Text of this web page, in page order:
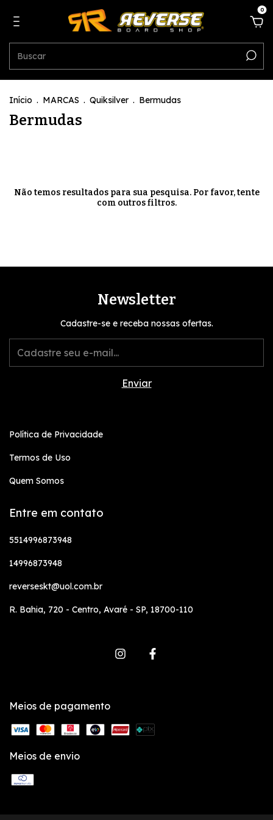
0
Início . MARCAS . Quiksilver . Bermudas
Bermudas
Não temos resultados para sua pesquisa. Por favor, tente
com outros filtros.
Newsletter
Cadastre-se e receba nossas ofertas.
Política de Privacidade
Termos de Uso
Quem Somos
Entre em contato
5514996873948
14996873948
reverseskt@uol.com.br
R. Bahia, 720 - Centro, Avaré - SP, 18700-110
Meios de pagamento
Meios de envio